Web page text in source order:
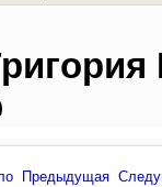
Предыдущая